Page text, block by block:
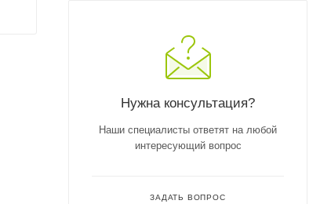
Нужна консультация?
Наши специалисты ответят на любой
интересующий вопрос
ЗАДАТЬ ВОПРОС